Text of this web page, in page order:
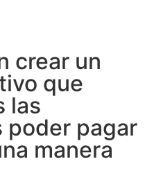
crear un
que
las
poder pagar
manera